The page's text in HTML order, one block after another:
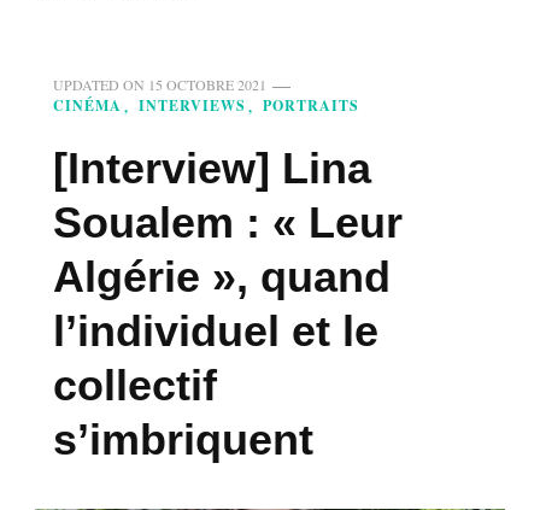
UPDATED ON 15 OCTOBRE 2021
CINÉMA INTERVIEWS PORTRAITS
[Interview] Lina
Soualem : « Leur
Algérie », quand
l’individuel et le
collectif
s’imbriquent